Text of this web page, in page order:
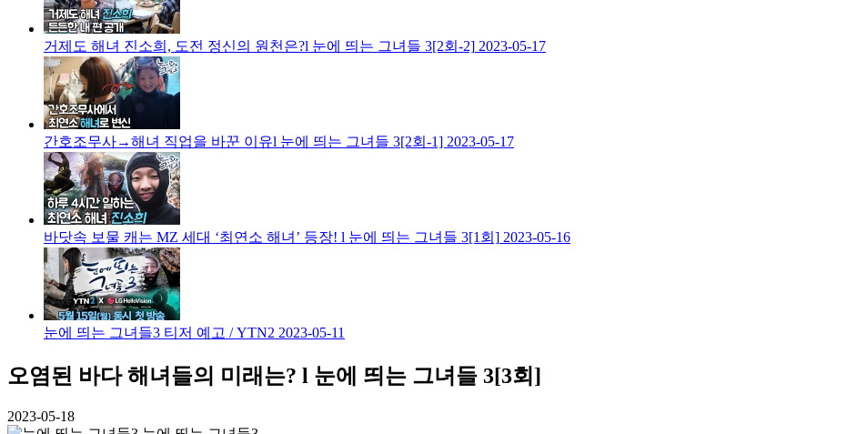
거제도 해녀 진소희, 도전 정신의 원천은?l 눈에 띄는 그녀들 3[2회-2] 2023-05-17
간호조무사→해녀 직업을 바꾼 이유l 눈에 띄는 그녀들 3[2회-1] 2023-05-17
바닷속 보물 캐는 MZ 세대 ‘최연소 해녀’ 등장! l 눈에 띄는 그녀들 3[1회] 2023-05-16
눈에 띄는 그녀들3 티저 예고 / YTN2 2023-05-11
오염된 바다 해녀들의 미래는? l 눈에 띄는 그녀들 3[3회]
2023-05-18